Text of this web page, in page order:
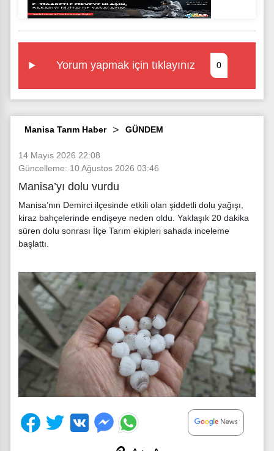
Yorum yapmak için tıklayınız 0
Manisa Tarım Haber GÜNDEM
14 Mayıs 2026 22:08
Güncelleme: 10 Ağustos 2026 03:46
Manisa’yı dolu vurdu
Manisa’nın Demirci ilçesinde etkili olan şiddetli dolu yağışı,
kiraz bahçelerinde endişeye neden oldu. Yaklaşık 20 dakika
süren dolu sonrası İlçe Tarım ekipleri sahada inceleme
başlattı.